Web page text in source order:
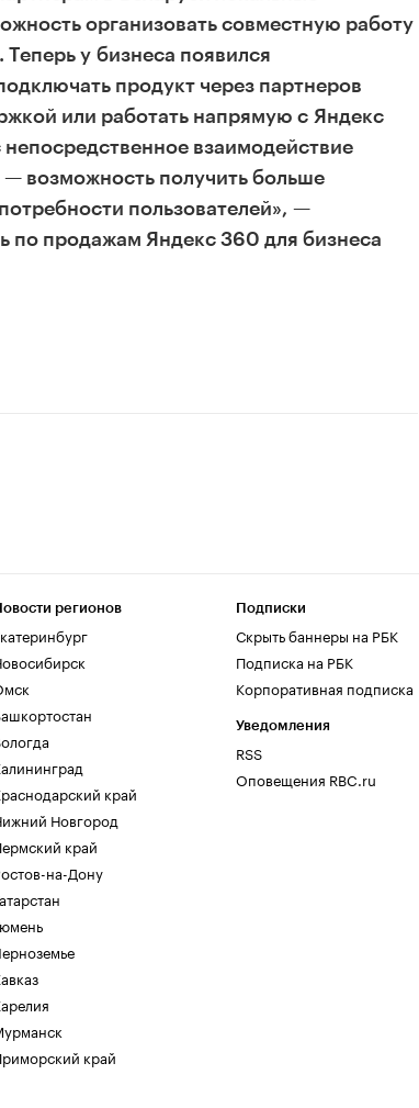
организовать совместную работу
у бизнеса появился
продукт через партнеров
или работать напрямую с Яндекс
взаимодействие
возможность получить больше
пользователей», —
по продажам Яндекс 360 для бизнеса
регионов
край
Новгород
край
на-Дону
край
Подписки
Скрыть баннеры на РБК
Подписка на РБК
Корпоративная подписка
Уведомления
RSS
Оповещения RBC.ru